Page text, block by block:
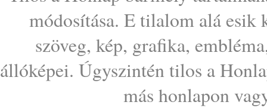
módosítása. E tilalom alá esik
szöveg, kép, grafika,
állóképei. Úgyszintén tilos a
más honlapon